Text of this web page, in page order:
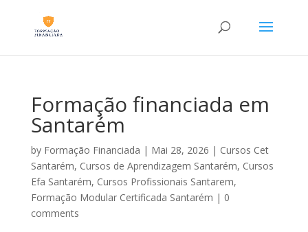
Formação financiada em
Santarém
by Formação Financiada | Mai 28, 2026 | Cursos Cet
Santarém, Cursos de Aprendizagem Santarém, Cursos
Efa Santarém, Cursos Profissionais Santarem,
Formação Modular Certificada Santarém | 0
comments